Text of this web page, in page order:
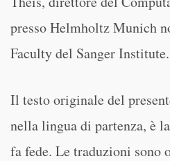
presso Helmholtz Munich
Faculty del Sanger Institute.
Il testo originale del
nella lingua di partenza, è
fa fede. Le traduzioni sono